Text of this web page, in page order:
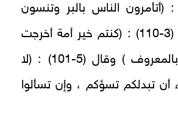
(2-44) : (أتأمرون الناس بالبر وتنسون
أنفسكم ) وقال (3-110) : (كنتم خير أمة أخرجت
للناس تأمرون بالمعروف ) وقال (5-101) : (لا
أن تبدلكم تسؤكم ، وإن تسألوا